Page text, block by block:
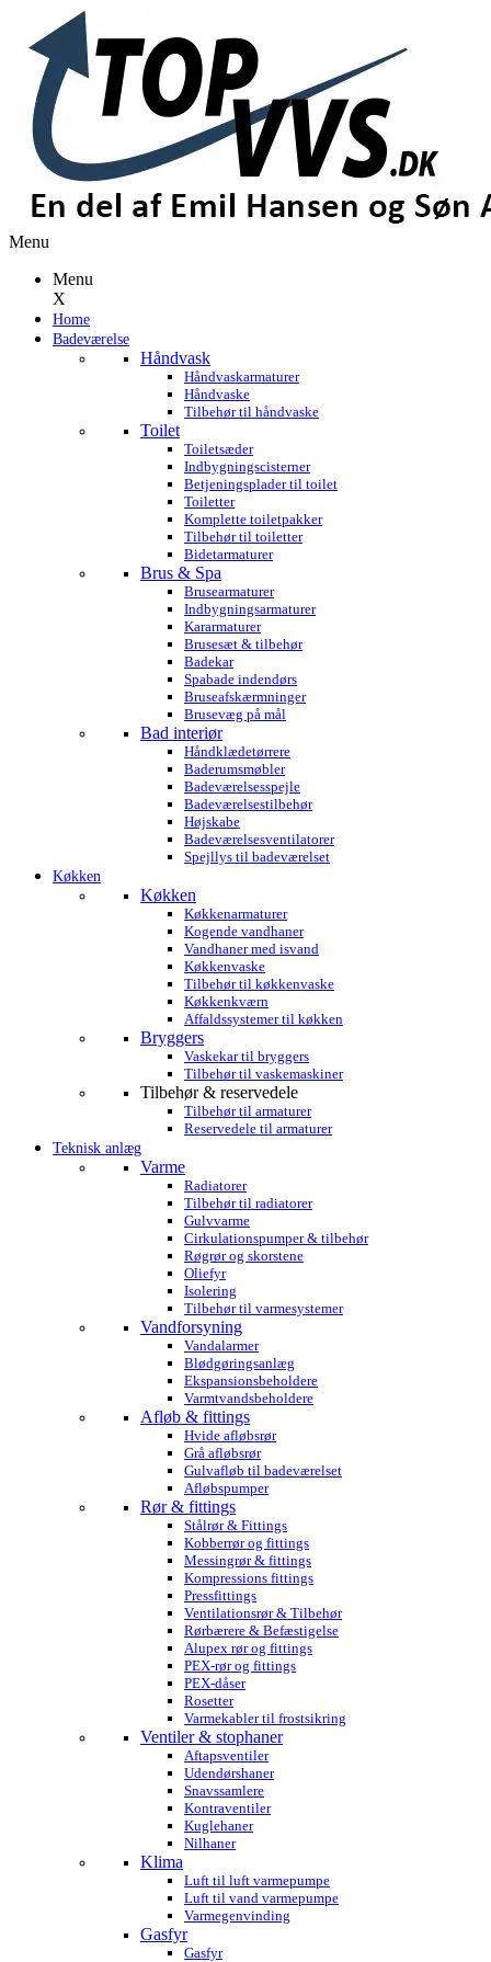
Menu
Menu
X
Home
Badeværelse
Håndvask
Håndvaskarmaturer
Håndvaske
Tilbehør til håndvaske
Toilet
Toiletsæder
Indbygningscisterner
Betjeningsplader til toilet
Toiletter
Komplette toiletpakker
Tilbehør til toiletter
Bidetarmaturer
Brus & Spa
Brusearmaturer
Indbygningsarmaturer
Kararmaturer
Brusesæt & tilbehør
Badekar
Spabade indendørs
Bruseafskærmninger
Brusevæg på mål
Bad interiør
Håndklædetørrere
Baderumsmøbler
Badeværelsesspejle
Badeværelsestilbehør
Højskabe
Badeværelsesventilatorer
Spejllys til badeværelset
Køkken
Køkken
Køkkenarmaturer
Kogende vandhaner
Vandhaner med isvand
Køkkenvaske
Tilbehør til køkkenvaske
Køkkenkværn
Affaldssystemer til køkken
Bryggers
Vaskekar til bryggers
Tilbehør til vaskemaskiner
Tilbehør & reservedele
Tilbehør til armaturer
Reservedele til armaturer
Teknisk anlæg
Varme
Radiatorer
Tilbehør til radiatorer
Gulvvarme
Cirkulationspumper & tilbehør
Røgrør og skorstene
Oliefyr
Isolering
Tilbehør til varmesystemer
Vandforsyning
Vandalarmer
Blødgøringsanlæg
Ekspansionsbeholdere
Varmtvandsbeholdere
Afløb & fittings
Hvide afløbsrør
Grå afløbsrør
Gulvafløb til badeværelset
Afløbspumper
Rør & fittings
Stålrør & Fittings
Kobberrør og fittings
Messingrør & fittings
Kompressions fittings
Pressfittings
Ventilationsrør & Tilbehør
Rørbærere & Befæstigelse
Alupex rør og fittings
PEX-rør og fittings
PEX-dåser
Rosetter
Varmekabler til frostsikring
Ventiler & stophaner
Aftapsventiler
Udendørshaner
Snavssamlere
Kontraventiler
Kuglehaner
Nilhaner
Klima
Luft til luft varmepumpe
Luft til vand varmepumpe
Varmegenvinding
Gasfyr
Gasfyr